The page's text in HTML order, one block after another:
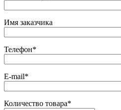
Имя заказчика
Телефон*
E-mail*
Количество товара*